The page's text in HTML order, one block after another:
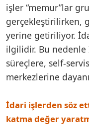
işler “memur”lar
gerçekleştirilirken,
yerine getiriliyor.
ilgilidir. Bu nedenle
süreçlere, self-
merkezlerine
İdari işlerden söz
katma değer